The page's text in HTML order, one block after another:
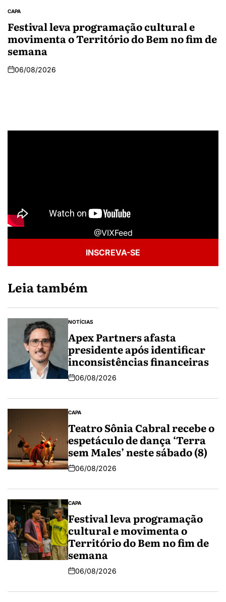
CAPA
Festival leva programação cultural e
movimenta o Território do Bem no fim de
semana
06/08/2026
@VIXFeed
INSCREVA-SE
Leia também
NOTÍCIAS
Apex Partners afasta
presidente após identificar
inconsistências financeiras
06/08/2026
CAPA
Teatro Sônia Cabral recebe o
espetáculo de dança ‘Terra
sem Males’ neste sábado (8)
06/08/2026
CAPA
Festival leva programação
cultural e movimenta o
Território do Bem no fim de
semana
06/08/2026